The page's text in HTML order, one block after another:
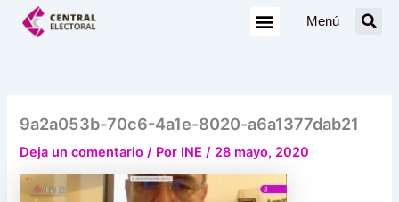
Menú
9a2a053b-70c6-4a1e-8020-a6a1377dab21
Deja un comentario / Por INE/ 28 mayo, 2020